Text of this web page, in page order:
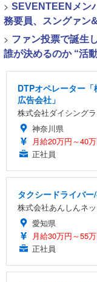
> SEVENTEENメン
務要員、スングァン
> ファン投票で誕生
誰が決めるのか “活
DTPオペレーター
広告会社」
株式会社ダイシング
神奈川県
月給20万円～40
正社員
タクシードライバ
株式会社あんしんネ
愛知県
月給30万円～55
正社員